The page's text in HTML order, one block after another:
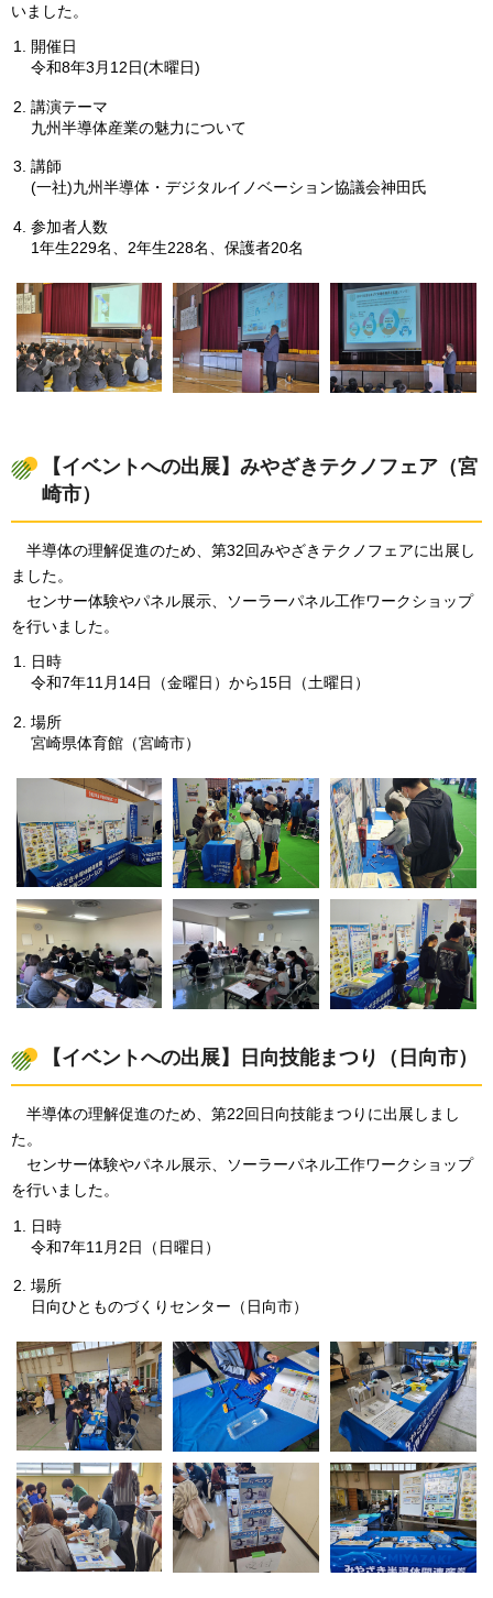
いました。
開催日
令和8年3月12日(木曜日)
講演テーマ
九州半導体産業の魅力について
講師
(一社)九州半導体・デジタルイノベーション協議会神田氏
参加者人数
1年生229名、2年生228名、保護者20名
【イベントへの出展】みやざきテクノフェア（宮
崎市）
半導体の理解促進のため、第32回みやざきテクノフェアに出展し
ました。
センサー体験やパネル展示、ソーラーパネル工作ワークショップ
を行いました。
日時
令和7年11月14日（金曜日）から15日（土曜日）
場所
宮崎県体育館（宮崎市）
【イベントへの出展】日向技能まつり（日向市）
半導体の理解促進のため、第22回日向技能まつりに出展しまし
た。
センサー体験やパネル展示、ソーラーパネル工作ワークショップ
を行いました。
日時
令和7年11月2日（日曜日）
場所
日向ひとものづくりセンター（日向市）